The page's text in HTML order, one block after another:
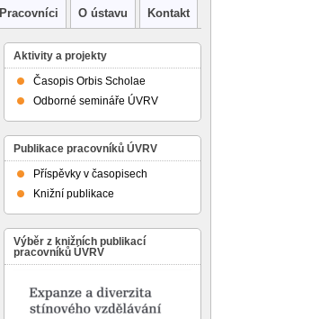
Pracovníci O ústavu Kontakt
Aktivity a projekty
Časopis Orbis Scholae
Odborné semináře ÚVRV
Publikace pracovníků ÚVRV
Příspěvky v časopisech
Knižní publikace
Výběr z knižních publikací
pracovníků ÚVRV